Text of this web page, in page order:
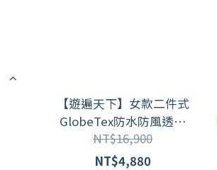
【遊遍天下】女款二件式
GlobeTex防水防風透濕
+無縫JIS90拒水羽絨外套
GJ25004 /黑灰
NT$16,900
NT$4,880